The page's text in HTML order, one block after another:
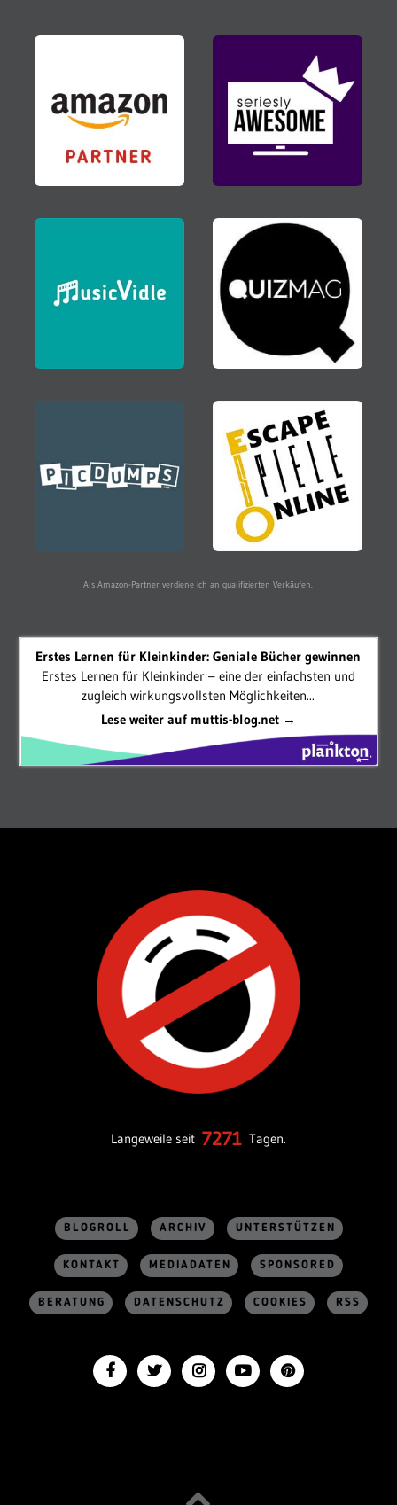
Als Amazon-Partner verdiene ich an qualifizierten Verkäufen.
Erstes Lernen für Kleinkinder: Geniale Bücher gewinnen
Erstes Lernen für Kleinkinder – eine der einfachsten und
zugleich wirkungsvollsten Möglichkeiten...
Lese weiter auf muttis-blog.net →
Langeweile seit 7271 Tagen.
BLOGROLL ARCHIV UNTERSTÜTZEN
KONTAKT MEDIADATEN SPONSORED
BERATUNG DATENSCHUTZ COOKIES RSS